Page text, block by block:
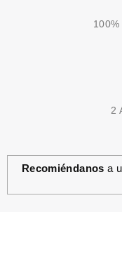
2
Recomiéndanos a